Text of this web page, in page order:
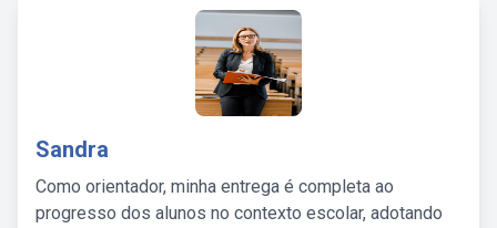
Sandra
Como orientador, minha entrega é completa ao
progresso dos alunos no contexto escolar, adotando